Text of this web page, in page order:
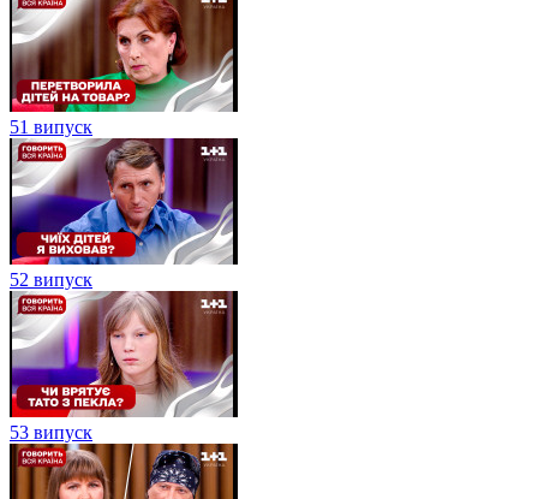
51 випуск
52 випуск
53 випуск